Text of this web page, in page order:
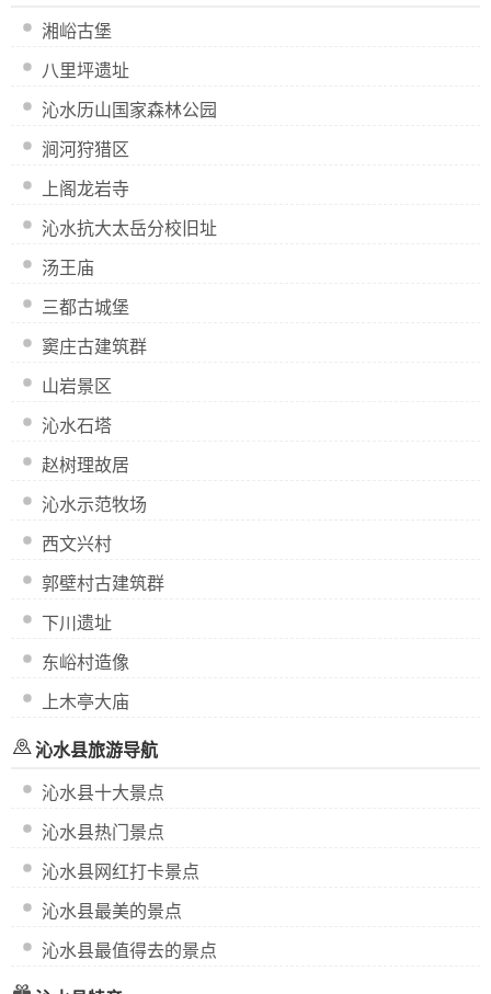
湘峪古堡
八里坪遗址
沁水历山国家森林公园
涧河狩猎区
上阁龙岩寺
沁水抗大太岳分校旧址
汤王庙
三都古城堡
窦庄古建筑群
山岩景区
沁水石塔
赵树理故居
沁水示范牧场
西文兴村
郭壁村古建筑群
下川遗址
东峪村造像
上木亭大庙
沁水县旅游导航
沁水县十大景点
沁水县热门景点
沁水县网红打卡景点
沁水县最美的景点
沁水县最值得去的景点